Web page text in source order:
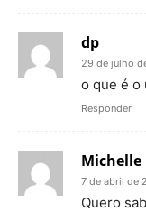
dp
29 de julho
o que é o
Responder
Michelle
7 de abril de
Quero